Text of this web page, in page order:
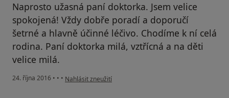
Naprosto užasná paní doktorka. Jsem velice
spokojená! Vždy dobře poradí a doporučí
šetrné a hlavně účinné léčivo. Chodíme k ní celá
rodina. Paní doktorka milá, vztřícná a na děti
velice milá.
24. října 2016 • • • podle názoru uživatele Váš účet byl odstraněn
Nahlásit zneužití